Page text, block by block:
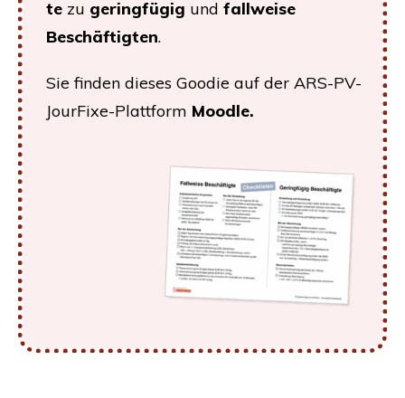
te zu gering­fü­gig und fall­wei­se
Beschäf­tig­ten.
Sie fin­den die­ses Goo­die auf der ARS-PV-
Jour­Fi­xe-Platt­form Mood­le.